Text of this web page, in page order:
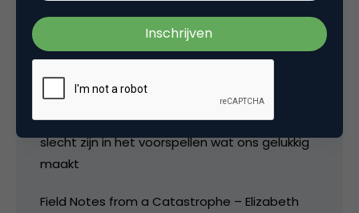
http://www.audible.com
Aanraders, je kan ze gelijk downloaden:
Stumbling on Happiness – Daniel Gilbert *
inzicht in hoe je brein werkt en waarom wij zo
slecht zijn in het voorspellen wat ons gelukkig
maakt
Field Notes from a Catastrophe – Elizabeth